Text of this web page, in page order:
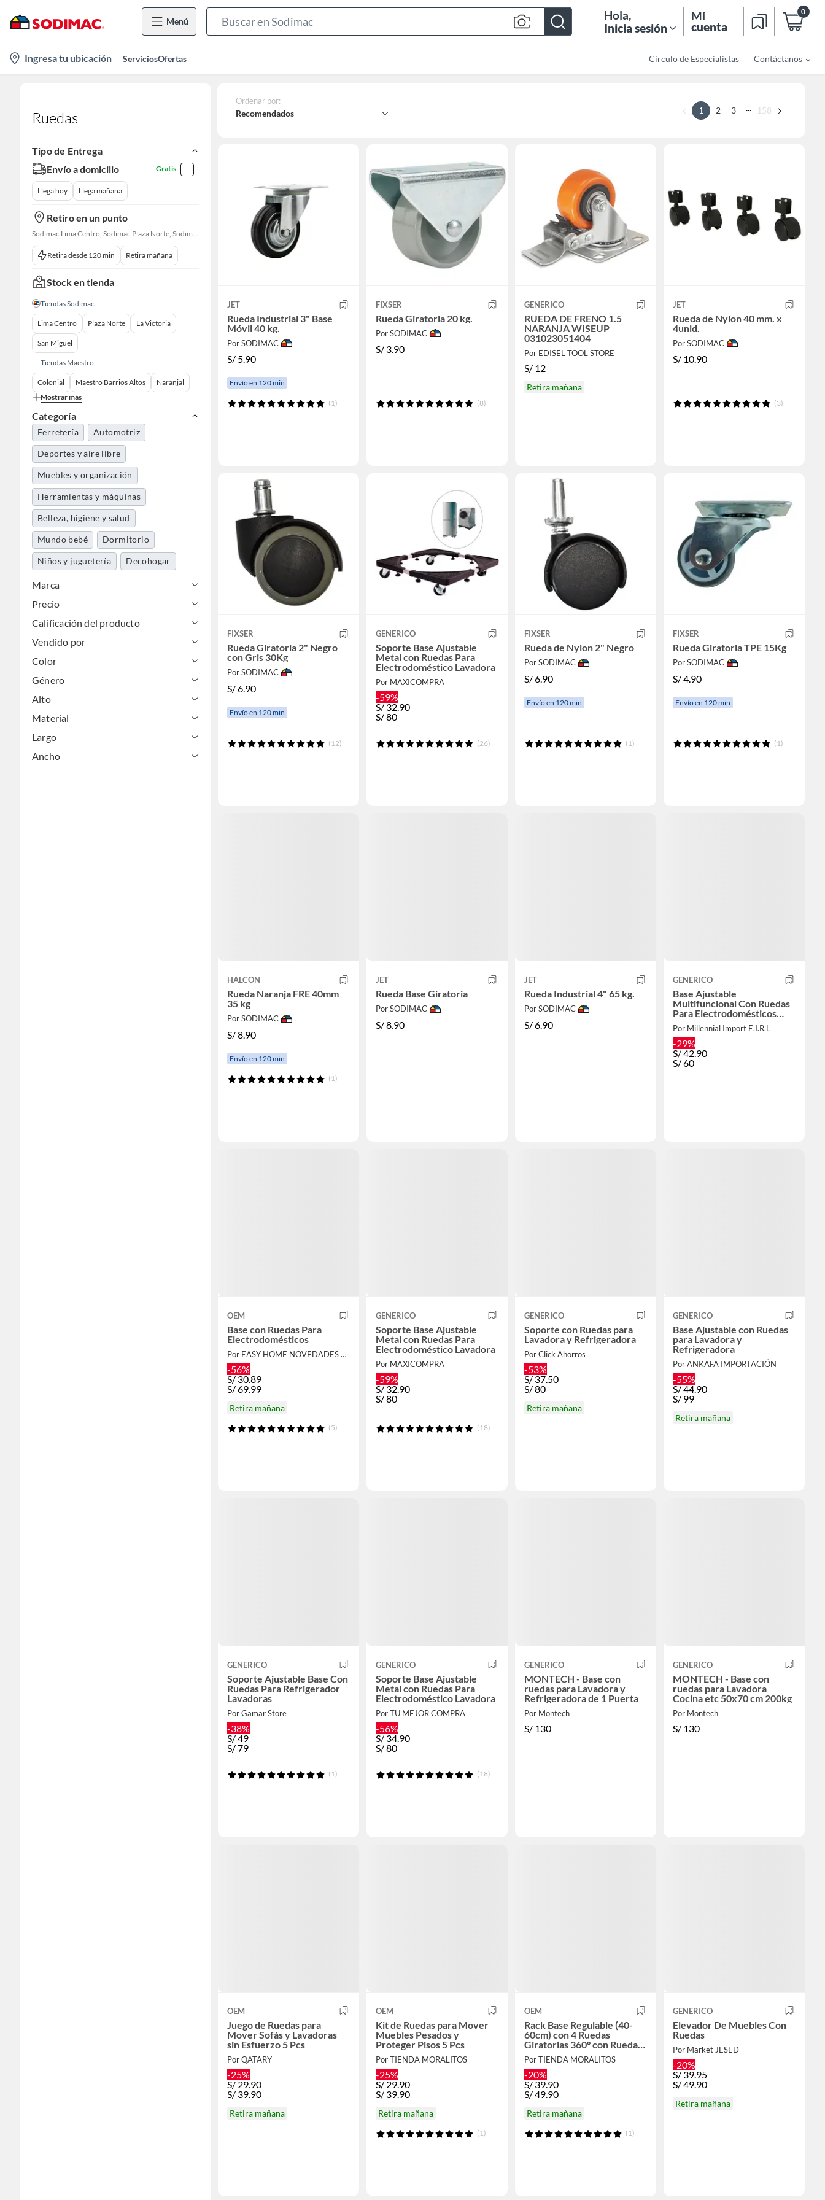
Menú
Bar
Hola,
Inicia sesión
Mi
cuenta
0
location-
icon
Ingresa tu ubicación ServiciosOfertas Círculo de Especialistas Contáctanos
Ruedas
Tipo de Entrega
Envío a domicilio
Gratis
Llega hoy Llega mañana
Retiro en un punto
Sodimac Lima Centro, Sodimac Plaza Norte, Sodimac La Victoria, Sodimac San Miguel, Sodimac S. J. Lurigancho, Sodimac Chacarilla, Sodimac Av. La Molina, Sodimac Colonial, Maestro Barrios Altos, Sodimac Naranjal
Retira desde 120 min Retira mañana
Stock en tienda
Tiendas Sodimac
Lima Centro Plaza Norte La Victoria
San Miguel
Tiendas Maestro
Colonial Maestro Barrios Altos
Naranjal
Mostrar más
Categoría
Ferretería Automotriz
Deportes y aire libre
Muebles y organización
Herramientas y máquinas
Belleza, higiene y salud
Mundo bebé Dormitorio
Niños y juguetería Decohogar
Electrohogar
Cocina y baño
Mascotas Jardín y terraza
Utiles de aseo y limpieza
Maletería y viajes
Marca
Precio
Calificación del producto
Vendido por
Color
Género
Alto
Material
Largo
Ancho
Ordenar por:
Recomendados 1 2 3 ... 158
JET
Rueda Industrial 3" Base
Móvil 40 kg.
Por SODIMAC
S/ 5.90
Envío en 120 min
(1)
FIXSER
Rueda Giratoria 20 kg.
Por SODIMAC
S/ 3.90
(8)
GENERICO
RUEDA DE FRENO 1.5
NARANJA WISEUP
031023051404
Por EDISEL TOOL STORE
S/ 12
Retira mañana
JET
Rueda de Nylon 40 mm. x
4unid.
Por SODIMAC
S/ 10.90
(3)
FIXSER
Rueda Giratoria 2" Negro
con Gris 30Kg
Por SODIMAC
S/6.90
Envío en 120 min
(12)
GENERICO
Soporte Base Ajustable
Metal con Ruedas Para
Electrodoméstico Lavadora
Por MAXICOMPRA
-59%
S/ 32.90
S/80
(26)
FIXSER
Rueda de Nylon 2" Negro
Por SODIMAC
S/6.90
Envío en 120 min
(1)
FIXSER
Rueda Giratoria TPE 15Kg
Por SODIMAC
S/4.90
Envío en 120 min
(1)
HALCON
Rueda Naranja FRE 40mm
35 kg
Por SODIMAC
S/8.90
Envío en 120 min
(1)
JET
Rueda Base Giratoria
Por SODIMAC
S/8.90
JET
Rueda Industrial 4" 65 kg.
Por SODIMAC
S/6.90
GENERICO
Base Ajustable
Multifuncional Con Ruedas
Para Electrodomésticos
max 100kg
Por Millennial Import E.I.R.L
-29%
S/42.90
S/60
OEM
Base con Ruedas Para
Electrodomésticos
Por EASY HOME NOVEDADES EIRL
-56%
S/30.89
S/69.99
Retira mañana
(5)
GENERICO
Soporte Base Ajustable
Metal con Ruedas Para
Electrodoméstico Lavadora
Por MAXICOMPRA
-59%
S/32.90
S/80
(18)
GENERICO
Soporte con Ruedas para
Lavadora y Refrigeradora
Por Click Ahorros
-53%
S/37.50
S/80
Retira mañana
GENERICO
Base Ajustable con Ruedas
para Lavadora y
Refrigeradora
Por ANKAFA IMPORTACIÓN
-55%
S/44.90
S/ 99
Retira mañana
GENERICO
Soporte Ajustable Base Con
Ruedas Para Refrigerador
Lavadoras
Por Gamar Store
-38%
S/49
S/79
(1)
GENERICO
Soporte Base Ajustable
Metal con Ruedas Para
Electrodoméstico Lavadora
Por TU MEJOR COMPRA
-56%
S/34.90
S/80
(18)
GENERICO
MONTECH - Base con
ruedas para Lavadora y
Refrigeradora de 1 Puerta
Por Montech
S/ 130
GENERICO
MONTECH - Base con
ruedas para Lavadora
Cocina etc 50x70 cm 200kg
Por Montech
S/ 130
OEM
Juego de Ruedas para
Mover Sofás y Lavadoras
sin Esfuerzo 5 Pcs
Por QATARY
-25%
S/29.90
S/ 39.90
Retira mañana
OEM
Kit de Ruedas para Mover
Muebles Pesados y
Proteger Pisos 5 Pcs
Por TIENDA MORALITOS
-25%
S/29.90
S/ 39.90
Retira mañana
(1)
OEM
Rack Base Regulable (40-
60cm) con 4 Ruedas
Giratorias 360° con Ruedas
para Lavadora y
Refrigeradora
Por TIENDA MORALITOS
-20%
S/39.90
S/49.90
Retira mañana
(1)
GENERICO
Elevador De Muebles Con
Ruedas
Por Market JESED
-20%
S/39.95
S/49.90
Retira mañana